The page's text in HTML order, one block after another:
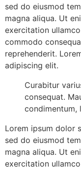
sed do eiusmod
magna aliqua. Ut
exercitation
commodo
reprehenderit.
adipiscing elit.
Curabitur
consequat.
condimentum,
Lorem ipsum dolor
sed do eiusmod
magna aliqua. Ut
exercitation